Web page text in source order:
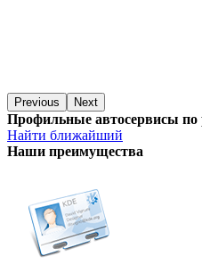
Previous Next
Профильные автосервисы
Найти ближайший
Наши преимущества